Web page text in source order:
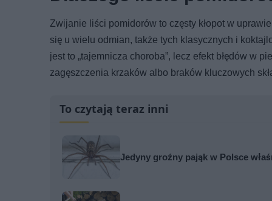
Zwijanie liści pomidorów to częsty kłopot w
się u wielu odmian, także tych klasycznych i
jest to „tajemnicza choroba”, lecz efekt błędów w
zagęszczenia krzaków albo braków kluczowych
To czytają teraz inni
Jedyny groźny pająk w Polsce